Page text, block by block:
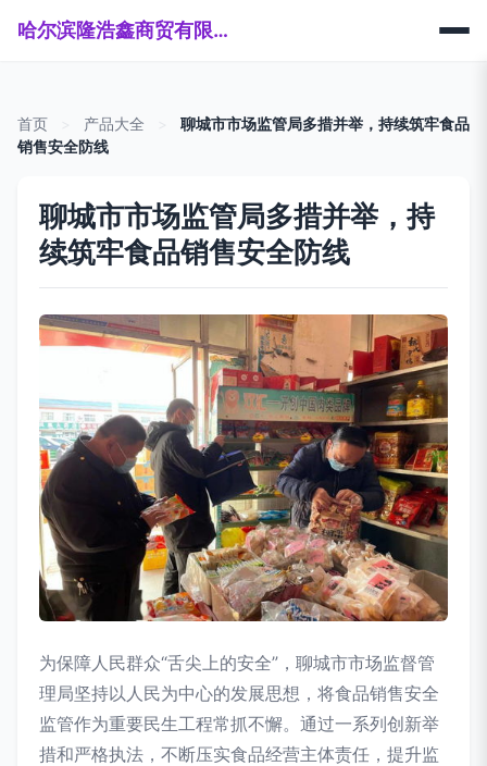
哈尔滨隆浩鑫商贸有限公司
首页 产品大全
聊城市市场监管局多措并举，持续筑牢食品
销售安全防线
聊城市市场监管局多措并举，持
续筑牢食品销售安全防线
为保障人民群众“舌尖上的安全”，聊城市市场监督管
理局坚持以人民为中心的发展思想，将食品销售安全
监管作为重要民生工程常抓不懈。通过一系列创新举
措和严格执法，不断压实食品经营主体责任，提升监